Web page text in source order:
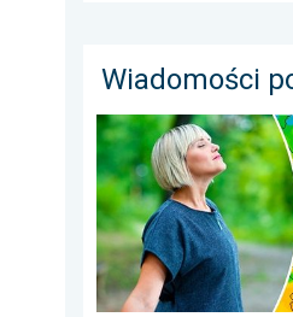
Wiadomości
Dlaczego powietrze